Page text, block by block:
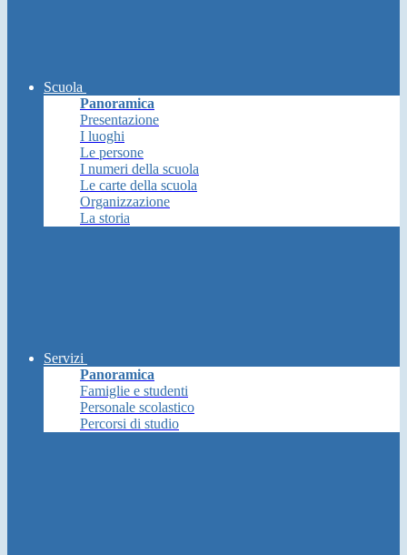
Scuola
Panoramica
Presentazione
I luoghi
Le persone
I numeri della scuola
Le carte della scuola
Organizzazione
La storia
Servizi
Panoramica
Famiglie e studenti
Personale scolastico
Percorsi di studio